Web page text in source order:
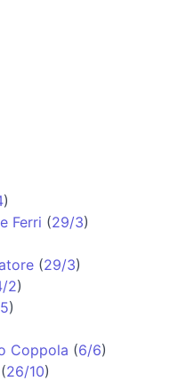
)
Ferri (29/3)
(29/3)
2)
)
Coppola (6/6)
(26/10)